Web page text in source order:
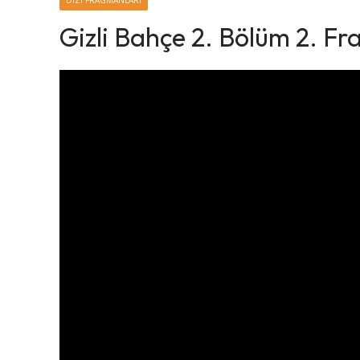
Gizli Bahçe 2. Bölüm 2.